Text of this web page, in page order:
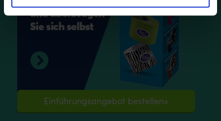
Einführungsangebot bestellen»